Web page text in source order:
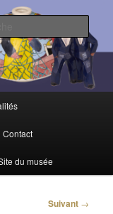
Faïence de
Contact
du musée
Suivant →